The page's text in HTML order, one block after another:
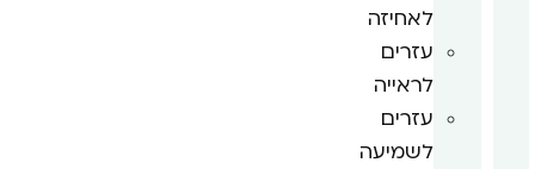
לאחיזה
עזרים
לראייה
עזרים
לשמיעה